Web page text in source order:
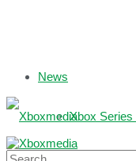
News
Xbox Series